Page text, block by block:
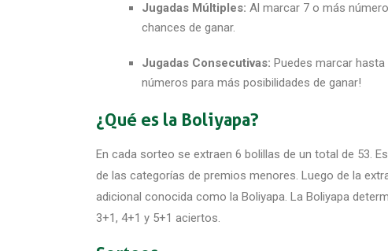
Jugadas Múltiples: Al marcar 7 o más
chances de ganar.
Jugadas Consecutivas: Puedes marcar
números para más posibilidades de ganar!
¿Qué es la Boliyapa?
En cada sorteo se extraen 6 bolillas de un total de 53.
de las categorías de premios menores. Luego de la
adicional conocida como la Boliyapa. La Boliyapa
3+1, 4+1 y 5+1 aciertos.